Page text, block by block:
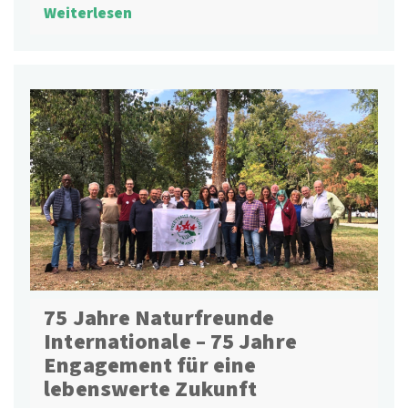
Weiterlesen
75 Jahre Naturfreunde
Internationale – 75 Jahre
Engagement für eine
lebenswerte Zukunft